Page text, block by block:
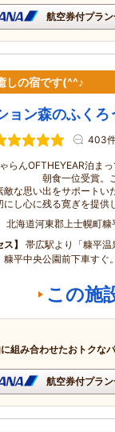
航空券付プラ
しの宿です(^^♪
ョン森のふくろ
403
らんOFTHEYEAR泊ま
食一位受賞。これ
敵な思い出をサポートい
にし心に残る寛ぎを提供
北海道河東郡上士幌町糠
ス
帯広駅より「糠平
糠平中央公園前下車すぐ
この施
組み合わせたおトクな
航空券付プラ